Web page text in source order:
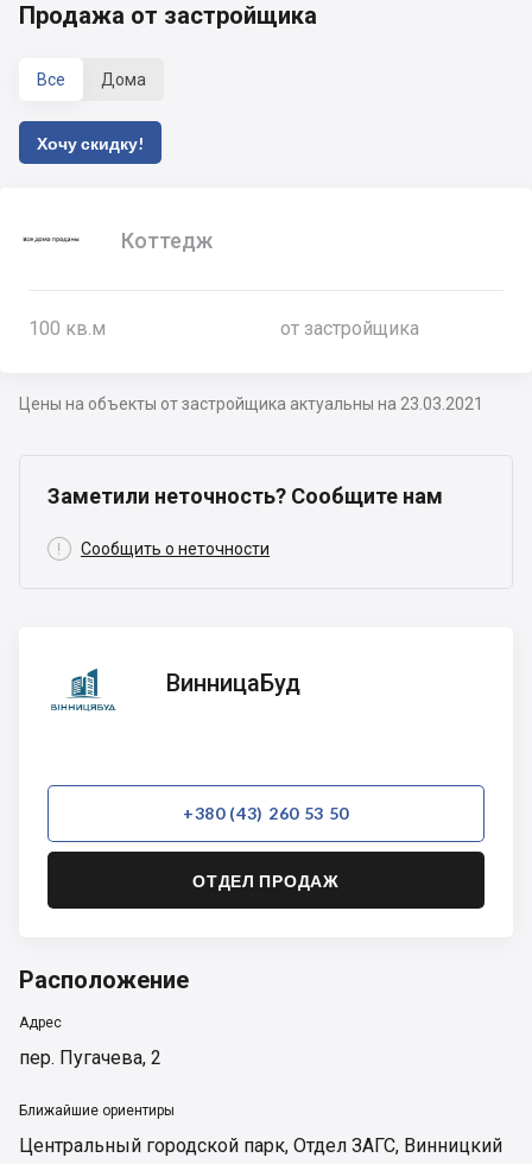
Продажа от застройщика
Все Дома
Хочу скидку!
Коттедж
100 кв.м от застройщика
Цены на объекты от застройщика актуальны на 23.03.2021
Заметили неточность? Сообщите нам
 Сообщить о неточности
ВинницаБуд
ВинницаБуд
+380 (43) 260 53 50
ОТДЕЛ ПРОДАЖ
Расположение
Адрес
пер. Пугачева, 2
Ближайшие ориентиры
Центральный городской парк, Отдел ЗАГС, Винницкий